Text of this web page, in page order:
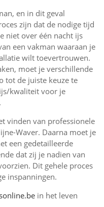
en in dit geval
zijn dat de nodige tijd
niet over één nacht ijs
een vakman waaraan je
wilt toevertrouwen.
moet je verschillende
tot de juiste keuze te
kwaliteit voor je
vinden van professionele
Waver. Daarna moet je
een gedetailleerde
dat zij je nadien van
Dit gehele proces
inspanningen.
in het leven